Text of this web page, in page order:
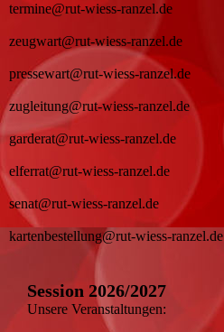
termine@rut-wiess-ranzel.de
zeugwart@rut-wiess-ranzel.de
pressewart@rut-wiess-ranzel.de
zugleitung@rut-wiess-ranzel.de
garderat@rut-wiess-ranzel.de
elferrat@rut-wiess-ranzel.de
senat@rut-wiess-ranzel.de
kartenbestellung@rut-wiess-ranzel.de
Session 2026/2027
Unsere Veranstaltungen: